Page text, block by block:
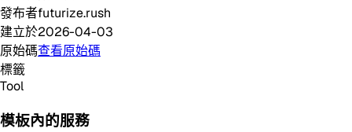
發布者futurize.rush
建立於2026-04-03
原始碼查看原始碼
標籤
Tool
模板內的服務